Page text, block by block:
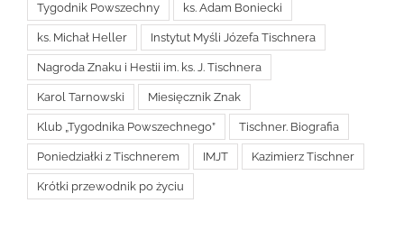
Tygodnik Powszechny ks. Adam Boniecki
ks. Michał Heller Instytut Myśli Józefa Tischnera
Nagroda Znaku i Hestii im. ks. J. Tischnera
Karol Tarnowski Miesięcznik Znak
Klub „Tygodnika Powszechnego” Tischner. Biografia
Poniedziałki z Tischnerem IMJT Kazimierz Tischner
Krótki przewodnik po życiu